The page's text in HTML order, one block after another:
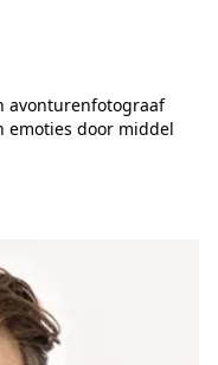
avonturenfotograaf
emoties door middel